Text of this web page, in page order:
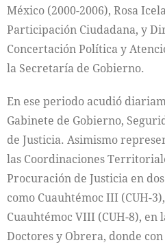
México (2000-2006), Rosa
Participación Ciudadana, y
Concertación Política y
la Secretaría de Gobierno.
En ese periodo acudió
Gabinete de Gobierno,
de Justicia. Asimismo
las Coordinaciones
Procuración de Justicia en
como Cuauhtémoc III (CUH-
Cuauhtémoc VIII (CUH-8), en
Doctores y Obrera, donde